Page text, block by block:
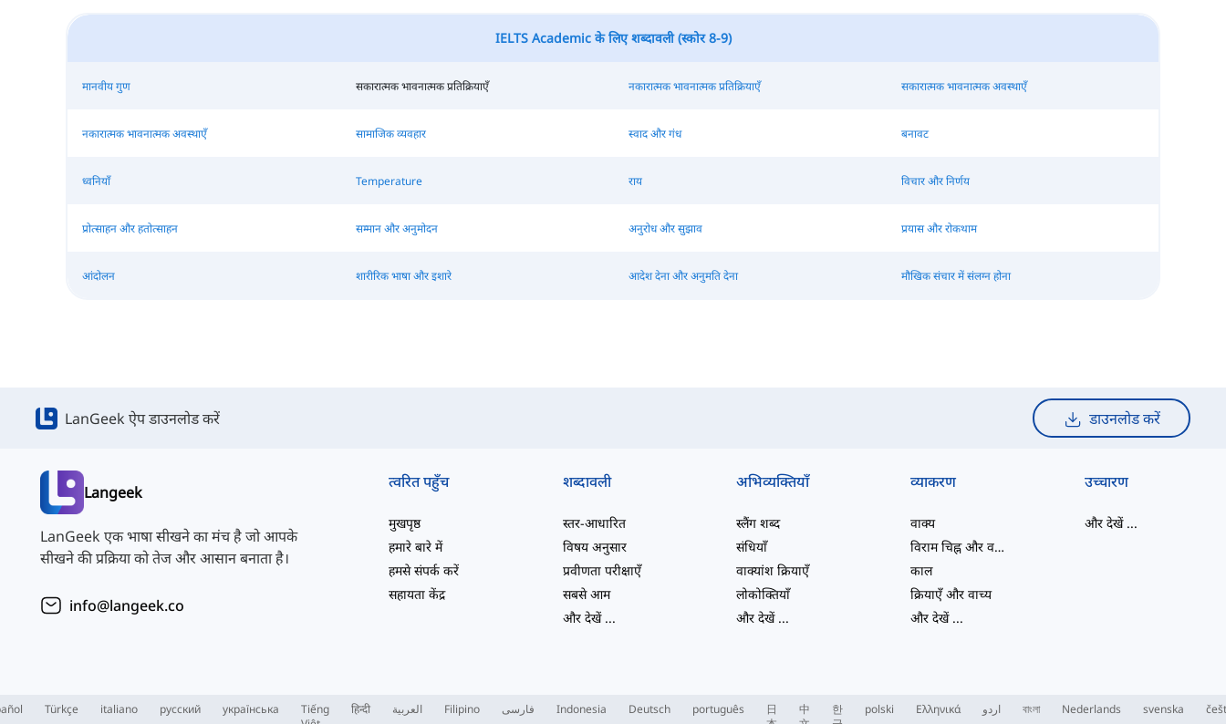
IELTS Academic के लिए शब्दावली (स्कोर 8-9)
मानवीय गुण सकारात्मक भावनात्मक प्रतिक्रियाएँ नकारात्मक भावनात्मक प्रतिक्रियाएँ सकारात्मक भावनात्मक अवस्थाएँ
नकारात्मक भावनात्मक अवस्थाएँ सामाजिक व्यवहार स्वाद और गंध बनावट
ध्वनियाँ Temperature राय विचार और निर्णय
प्रोत्साहन और हतोत्साहन सम्मान और अनुमोदन अनुरोध और सुझाव प्रयास और रोकथाम
आंदोलन शारीरिक भाषा और इशारे आदेश देना और अनुमति देना मौखिक संचार में संलग्न होना
LanGeek ऐप डाउनलोड करें डाउनलोड करें
Langeek
LanGeek एक भाषा सीखने का मंच है जो आपके
सीखने की प्रक्रिया को तेज और आसान बनाता है।
info@langeek.co
त्वरित पहुँच
मुखपृष्ठ
हमारे बारे में
हमसे संपर्क करें
सहायता केंद्र
शब्दावली
स्तर-आधारित
विषय अनुसार
प्रवीणता परीक्षाएँ
सबसे आम
और देखें...
अभिव्यक्तियाँ
स्लैंग शब्द
संधियाँ
वाक्यांश क्रियाएँ
लोकोक्तियाँ
और देखें...
व्याकरण
वाक्य
विराम चिह्न और वर्तनी
काल
क्रियाएँ और वाच्य
और देखें...
उच्चारण
और देखें...
Türkçe italiano русский українська
Tiếng
हिन्दी العربية Filipino فارسی Indonesia Deutsch português
日
中
한
polski Ελληνικά اردو বাংলা Nederlands svenska